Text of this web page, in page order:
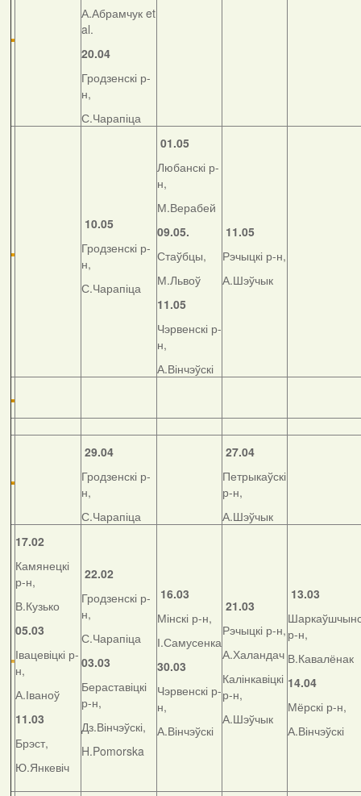
А.Абрамчук et
al.
20.04
Гродзенскі р-
н,
С.Чарапіца
10.05
Гродзенскі р-
н,
С.Чарапіца
01.05
Любанскі р-
н,
М.Верабей
09.05.
Стаўбцы,
М.Львоў
11.05
Чэрвенскі р-
н,
А.Вінчэўскі
11.05
Рэчыцкі р-н,
А.Шэўчык
29.04
Гродзенскі р-
н,
С.Чарапіца
27.04
Петрыкаўскі
р-н,
А.Шэўчык
17.02
Камянецкі
р-н,
В.Кузько
05.03
Івацевіцкі р-
н,
А.Іваноў
11.03
Брэст,
Ю.Янкевіч
22.02
Гродзенскі р-
н,
С.Чарапіца
03.03
Бераставіцкі
р-н,
Дз.Вінчэўскі,
H.Pomorska
16.03
Мінскі р-н,
І.Самусенка
30.03
Чэрвенскі р-
н,
А.Вінчэўскі
21.03
Рэчыцкі р-н,
А.Халандач
Калінкавіцкі
р-н,
А.Шэўчык
13.03
р-н,
В.Кавалёнак
14.04
Мёрскі р-н,
А.Вінчэўскі